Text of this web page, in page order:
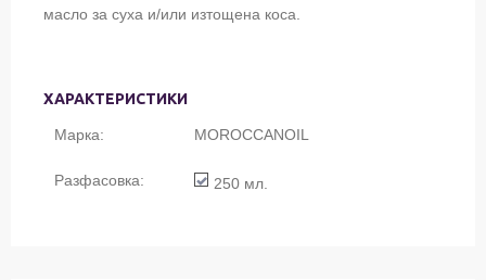
масло за суха и/или изтощена коса.
ХАРАКТЕРИСТИКИ
Марка: MOROCCANOIL
Разфасовка: 250 мл.